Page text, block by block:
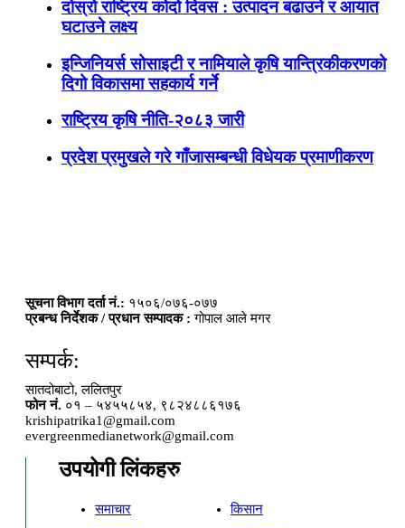
दोस्रो राष्ट्रिय कोदो दिवस : उत्पादन बढाउने र आयात
घटाउने लक्ष्य
इन्जिनियर्स सोसाइटी र नामियाले कृषि यान्त्रिकीकरणको
दिगो विकासमा सहकार्य गर्ने
राष्ट्रिय कृषि नीति-२०८३ जारी
प्रदेश प्रमुखले गरे गाँजासम्बन्धी विधेयक प्रमाणीकरण
सूचना विभाग दर्ता नं.: १५०६/०७६-०७७
प्रबन्ध निर्देशक / प्रधान सम्पादक : गोपाल आले मगर
सम्पर्क:
सातदोबाटो, ललितपुर
फोन नं. ०१ – ५४५५८५४, ९८२४८८६१७६
krishipatrika1@gmail.com
evergreenmedianetwork@gmail.com
उपयोगी लिंकहरु
समाचार
किसान